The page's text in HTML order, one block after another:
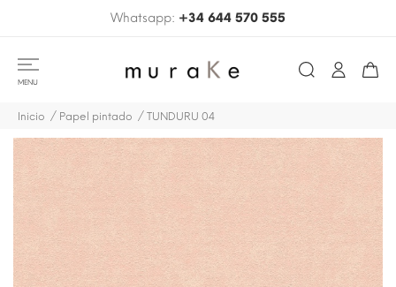
Whatsapp: +34 644 570 555
MENU
Inicio Papel pintado TUNDURU 04